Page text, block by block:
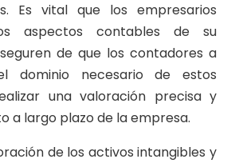
Es vital que los empresarios
aspectos contables de su
de que los contadores a
dominio necesario de estos
una valoración precisa y
a largo plazo de la empresa.
de los activos intangibles y